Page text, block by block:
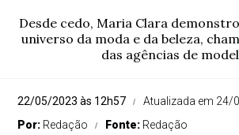
Desde cedo, Maria Clara
universo da moda e da beleza,
das agências de
22/05/2023 às 12h57
Atualizada em 24/
Por: Redação Fonte: Redação